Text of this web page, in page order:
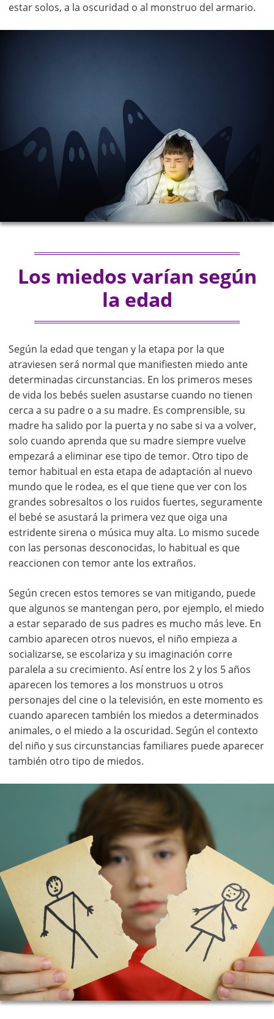
estar solos, a la oscuridad o al monstruo del armario.
Los miedos varían según
la edad
Según la edad que tengan y la etapa por la que
atraviesen será normal que manifiesten miedo ante
determinadas circunstancias. En los primeros meses
de vida los bebés suelen asustarse cuando no tienen
cerca a su padre o a su madre. Es comprensible, su
madre ha salido por la puerta y no sabe si va a volver,
solo cuando aprenda que su madre siempre vuelve
empezará a eliminar ese tipo de temor. Otro tipo de
temor habitual en esta etapa de adaptación al nuevo
mundo que le rodea, es el que tiene que ver con los
grandes sobresaltos o los ruidos fuertes, seguramente
el bebé se asustará la primera vez que oiga una
estridente sirena o música muy alta. Lo mismo sucede
con las personas desconocidas, lo habitual es que
reaccionen con temor ante los extraños.
Según crecen estos temores se van mitigando, puede
que algunos se mantengan pero, por ejemplo, el miedo
a estar separado de sus padres es mucho más leve. En
cambio aparecen otros nuevos, el niño empieza a
socializarse, se escolariza y su imaginación corre
paralela a su crecimiento. Así entre los 2 y los 5 años
aparecen los temores a los monstruos u otros
personajes del cine o la televisión, en este momento es
cuando aparecen también los miedos a determinados
animales, o el miedo a la oscuridad. Según el contexto
del niño y sus circunstancias familiares puede aparecer
también otro tipo de miedos.